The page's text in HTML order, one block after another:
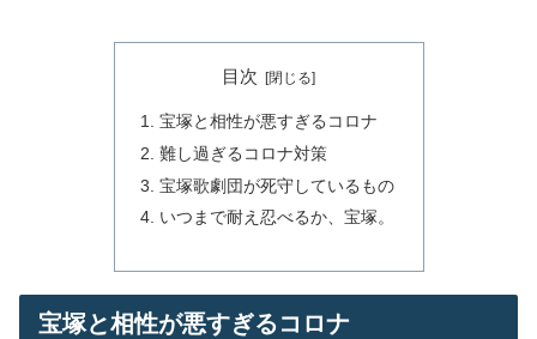
目次
宝塚と相性が悪すぎるコロナ
難し過ぎるコロナ対策
宝塚歌劇団が死守しているもの
いつまで耐え忍べるか、宝塚。
宝塚と相性が悪すぎるコロナ